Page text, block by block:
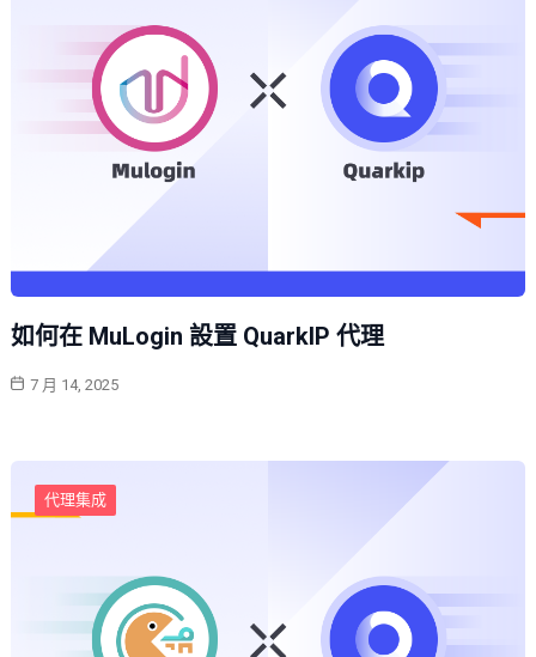
如何在 MuLogin 設置 QuarkIP 代理
7 月 14, 2025
代理集成